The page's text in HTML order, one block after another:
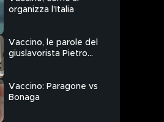
organizza l'Italia
Vaccino, le parole del
giuslavorista Pietro
Vaccino: Paragone vs
Bonaga